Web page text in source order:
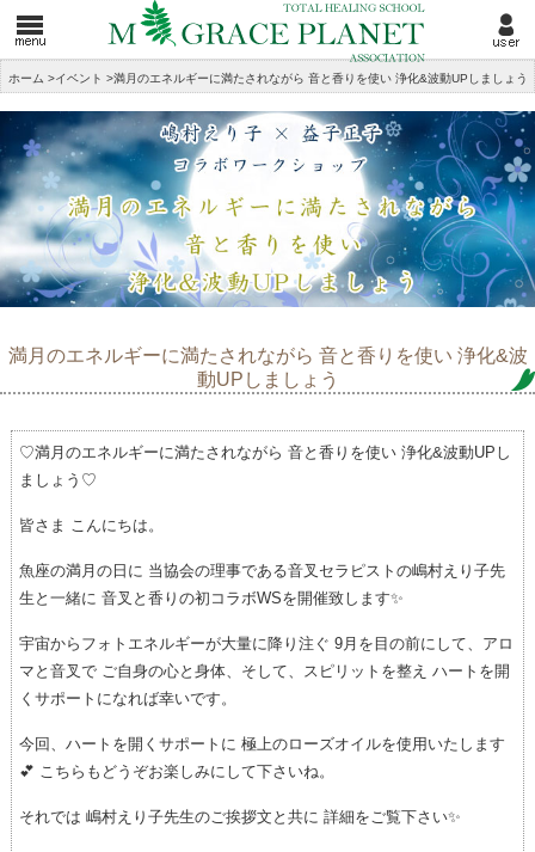
ホーム >イベント >満月のエネルギーに満たされながら 音と香りを使い 浄化&波動UPしましょう
満月のエネルギーに満たされながら 音と香りを使い 浄化&波
動UPしましょう
♡満月のエネルギーに満たされながら 音と香りを使い 浄化&波動UPし
ましょう♡
皆さま こんにちは。
魚座の満月の日に 当協会の理事である音叉セラピストの嶋村えり子先
生と一緒に 音叉と香りの初コラボWSを開催致します✨
宇宙からフォトエネルギーが大量に降り注ぐ 9月を目の前にして、アロ
マと音叉で ご自身の心と身体、そして、スピリットを整え ハートを開
くサポートになれば幸いです。
今回、ハートを開くサポートに 極上のローズオイルを使用いたします
💕 こちらもどうぞお楽しみにして下さいね。
それでは 嶋村えり子先生のご挨拶文と共に 詳細をご覧下さい✨